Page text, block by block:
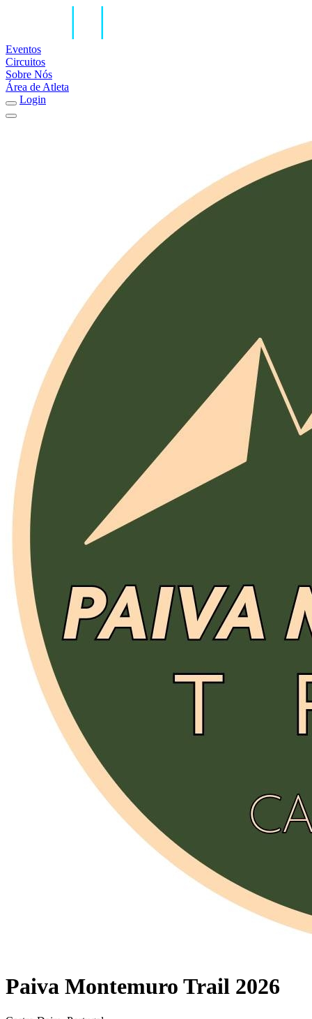
Eventos
Circuitos
Sobre Nós
Área de Atleta
Login
Paiva Montemuro Trail 2026